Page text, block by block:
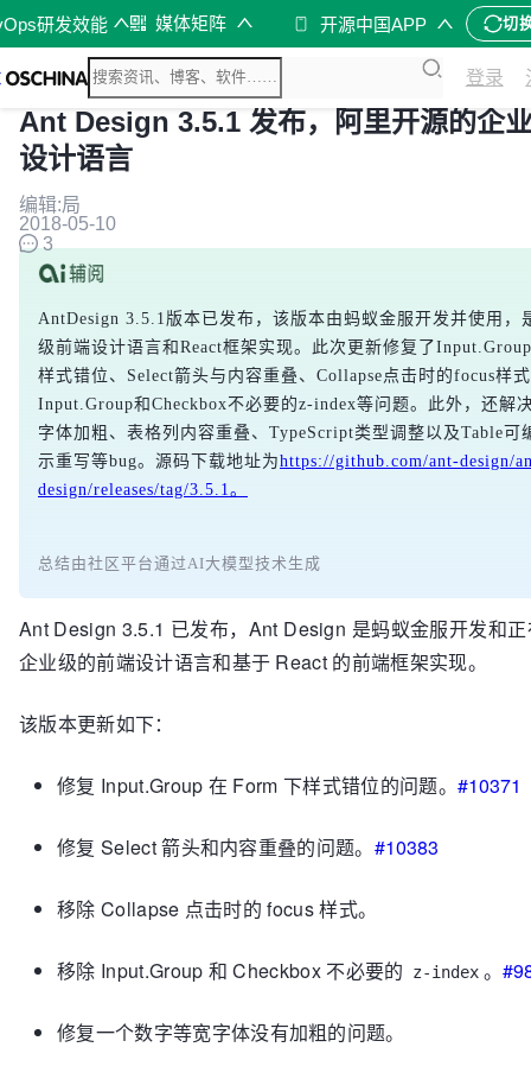
研发效能 媒体矩阵 开源中国APP 切
登录
Ant Design 3.5.1 发布，阿里开源的企
设计语言
编辑:局
2018-05-10
3
AntDesign 3.5.1版本已发布，该版本由蚂蚁金服开发并使用，
级前端设计语言和React框架实现。此次更新修复了
样式错位、Select箭头与内容重叠、Collapse点击时的focus样
Input.Group和Checkbox不必要的z-index等问题。此外，还解
字体加粗、表格列内容重叠、TypeScript类型调整以及Table可
示重写等bug。源码下载地址为https://github.com/ant-design/
design/releases/tag/3.5.1。
总结由社区平台通过AI大模型技术生成
Ant Design 3.5.1 已发布，Ant Design 是蚂蚁金服开发和
企业级的前端设计语言和基于 React 的前端框架实现。
该版本更新如下：
修复 Input.Group 在 Form 下样式错位的问题。 #10371
修复 Select 箭头和内容重叠的问题。 #10383
移除 Collapse 点击时的 focus 样式。
移除 Input.Group 和 Checkbox 不必要的 z-index 。
修复一个数字等宽字体没有加粗的问题。